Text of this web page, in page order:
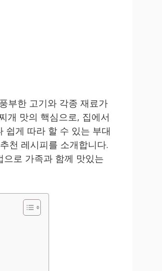
부한 고기와 각종 재료가
개 맛의 핵심으로, 집에서
쉽게 따라 할 수 있는 부대
천 레시피를 소개합니다.
로 가족과 함께 맛있는